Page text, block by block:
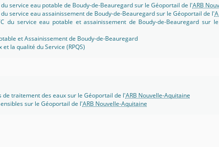
service eau potable de Boudy-de-Beauregard sur le Géoportail de l'ARB
service eau assainissement de Boudy-de-Beauregard sur le Géoportail de l'
du service eau potable et assainissement de Boudy-de-Beauregard sur
et Assainissement de Boudy-de-Beauregard
la qualité du Service (RPQS)
de traitement des eaux sur le Géoportail de l'ARB Nouvelle-Aquitaine
sur le Géoportail de l'ARB Nouvelle-Aquitaine